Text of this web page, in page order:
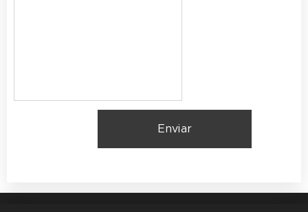
Enviar